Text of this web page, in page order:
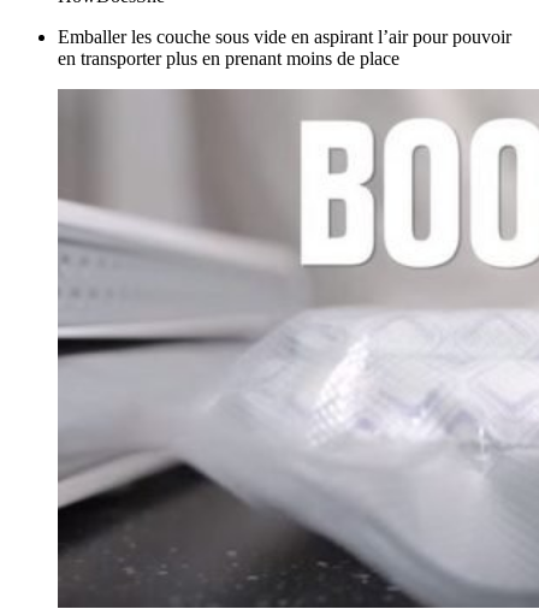
Emballer les couche sous vide en aspirant l’air pour pouvoir
en transporter plus en prenant moins de place